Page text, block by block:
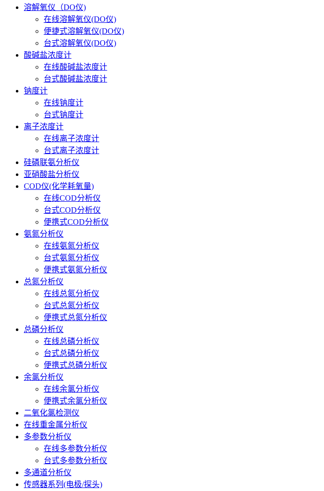
溶解氧仪（DO仪)
在线溶解氧仪(DO仪)
便捷式溶解氧仪(DO仪)
台式溶解氧仪(DO仪)
酸碱盐浓度计
在线酸碱盐浓度计
台式酸碱盐浓度计
钠度计
在线钠度计
台式钠度计
离子浓度计
在线离子浓度计
台式离子浓度计
硅磷联氨分析仪
亚硝酸盐分析仪
COD仪(化学耗氧量)
在线COD分析仪
台式COD分析仪
便携式COD分析仪
氨氮分析仪
在线氨氮分析仪
台式氨氮分析仪
便携式氨氮分析仪
总氮分析仪
在线总氮分析仪
台式总氮分析仪
便携式总氮分析仪
总磷分析仪
在线总磷分析仪
台式总磷分析仪
便携式总磷分析仪
余氯分析仪
在线余氯分析仪
便携式余氯分析仪
二氧化氯检测仪
在线重金属分析仪
多参数分析仪
在线多参数分析仪
台式多参数分析仪
多通道分析仪
传感器系列(电极/探头)